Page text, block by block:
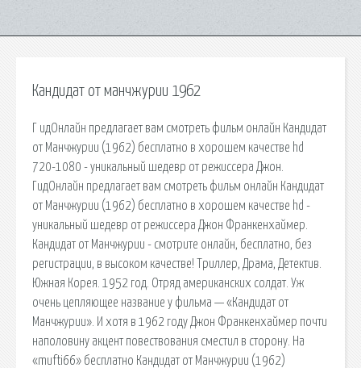
Кандидат от манчжурии 1962
Г идОнлайн предлагает вам смотреть фильм онлайн Кандидат
от Манчжурии (1962) бесплатно в хорошем качестве hd
720-1080 - уникальный шедевр от режиссера Джон.
ГидОнлайн предлагает вам смотреть фильм онлайн Кандидат
от Манчжурии (1962) бесплатно в хорошем качестве hd -
уникальный шедевр от режиссера Джон Франкенхаймер.
Кандидат от Манчжурии - смотрите онлайн, бесплатно, без
регистрации, в высоком качестве! Триллер, Драма, Детектив.
Южная Корея. 1952 год. Отряд американских солдат. Уж
очень цепляющее название у фильма — «Кандидат от
Манчжурии». И хотя в 1962 году Джон Франкенхаймер почти
наполовину акцент повествования сместил в сторону. На
«mufti66» бесплатно Кандидат от Манчжурии (1962)